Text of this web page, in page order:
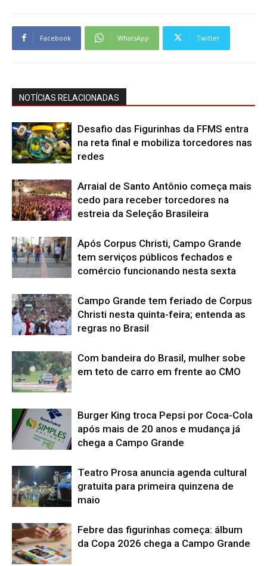
Facebook WhatsApp Twitter
NOTÍCIAS RELACIONADAS
Desafio das Figurinhas da FFMS entra
na reta final e mobiliza torcedores nas
redes
Arraial de Santo Antônio começa mais
cedo para receber torcedores na
estreia da Seleção Brasileira
Após Corpus Christi, Campo Grande
tem serviços públicos fechados e
comércio funcionando nesta sexta
Campo Grande tem feriado de Corpus
Christi nesta quinta-feira; entenda as
regras no Brasil
Com bandeira do Brasil, mulher sobe
em teto de carro em frente ao CMO
Burger King troca Pepsi por Coca-Cola
após mais de 20 anos e mudança já
chega a Campo Grande
Teatro Prosa anuncia agenda cultural
gratuita para primeira quinzena de
maio
Febre das figurinhas começa: álbum
da Copa 2026 chega a Campo Grande